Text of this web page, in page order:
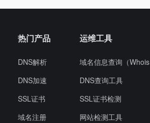
热门产品
DNS解析
DNS加速
SSL证书
域名注册
运维工具
域名信息查询（Whois
DNS查询工具
SSL证书检测
网站检测工具